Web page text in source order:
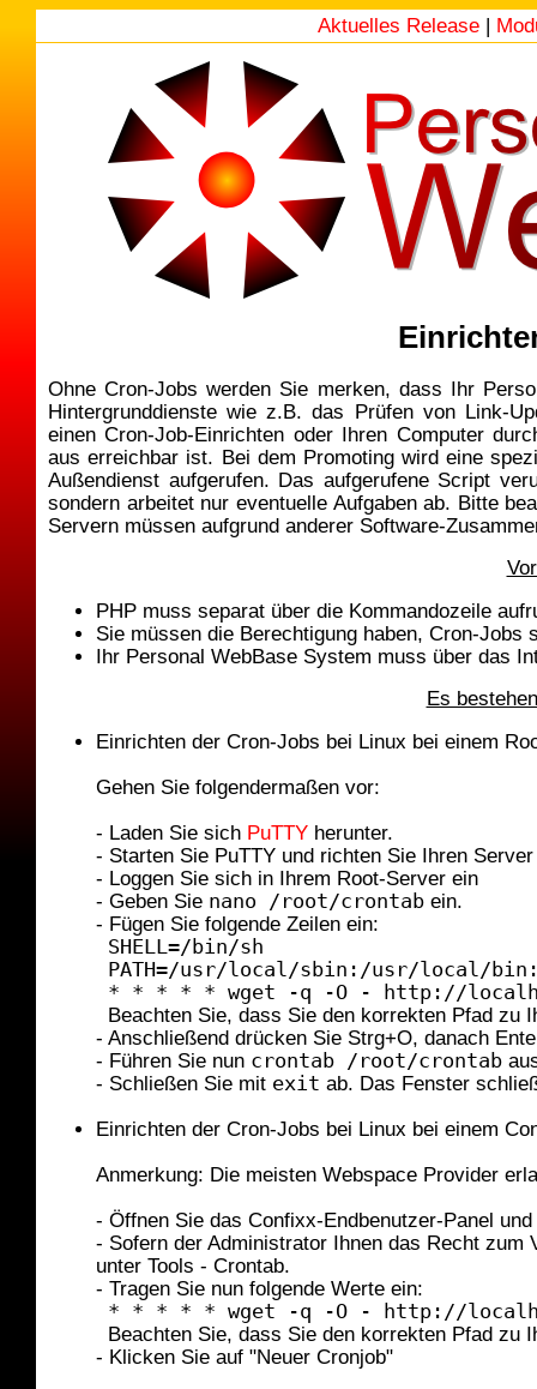
Aktuelles Release |
Ohne Cron-Jobs werden Sie merken, dass Ihr
Hintergrunddienste wie z.B. das Prüfen von Link-
einen Cron-Job-Einrichten oder Ihren Computer
aus erreichbar ist. Bei dem Promoting wird eine
Außendienst aufgerufen. Das aufgerufene Script
sondern arbeitet nur eventuelle Aufgaben ab. Bitte
Servern müssen aufgrund anderer Software-
PHP muss separat über die Kommandozeile
Sie müssen die Berechtigung haben, Cron-Jobs
Ihr Personal WebBase System muss über das
Es
Einrichten der Cron-Jobs bei Linux bei einem
Gehen Sie folgendermaßen vor:
- Laden Sie sich PuTTY herunter.
- Starten Sie PuTTY und richten Sie Ihren
- Loggen Sie sich in Ihrem Root-Server ein
- Geben Sie nano /root/crontab ein.
- Fügen Sie folgende Zeilen ein:
SHELL=/bin/sh
PATH=/usr/local/sbin:/usr/local/
* * * * * wget -q -O - http://
Beachten Sie, dass Sie den korrekten Pfad zu
- Anschließend drücken Sie Strg+O, danach
- Führen Sie nun crontab /root/crontab
- Schließen Sie mit exit ab. Das Fenster
Einrichten der Cron-Jobs bei Linux bei einem
Anmerkung: Die meisten Webspace Provider
- Öffnen Sie das Confixx-Endbenutzer-Panel
- Sofern der Administrator Ihnen das Recht zum
unter Tools - Crontab.
- Tragen Sie nun folgende Werte ein:
* * * * * wget -q -O - http://
Beachten Sie, dass Sie den korrekten Pfad zu
- Klicken Sie auf "Neuer Cronjob"